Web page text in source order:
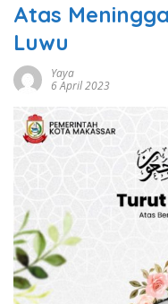
Atas
Luwu
Yaya
6 April 2023